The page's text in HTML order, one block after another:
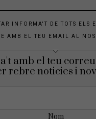
INFORMA'T DE TOTS ELS
AMB EL TEU EMAIL AL
amb el teu
rebre noticies i
Nom